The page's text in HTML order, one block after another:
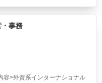
・事務
容>外資系インターナショナル